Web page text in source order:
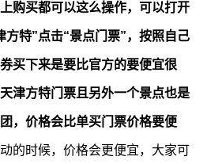
购买都可以这么操作，可以打开
方特”点击“景点门票”，按照自己
买下来是要比官方的要便宜很
津方特门票且另外一个景点也是
，价格会比单买门票价格要便
的时候，价格会更便宜，大家可